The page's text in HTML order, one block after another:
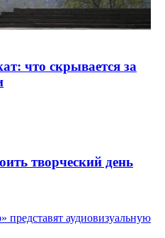
что скрывается за
творческий день